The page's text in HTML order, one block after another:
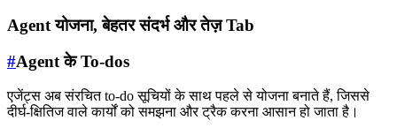
Agent योजना, बेहतर संदर्भ और तेज़ Tab
#Agent के To-dos
एजेंट्स अब संरचित to-do सूचियों के साथ पहले से योजना बनाते हैं, जिससे
दीर्घ-क्षितिज वाले कार्यों को समझना और ट्रैक करना आसान हो जाता है।